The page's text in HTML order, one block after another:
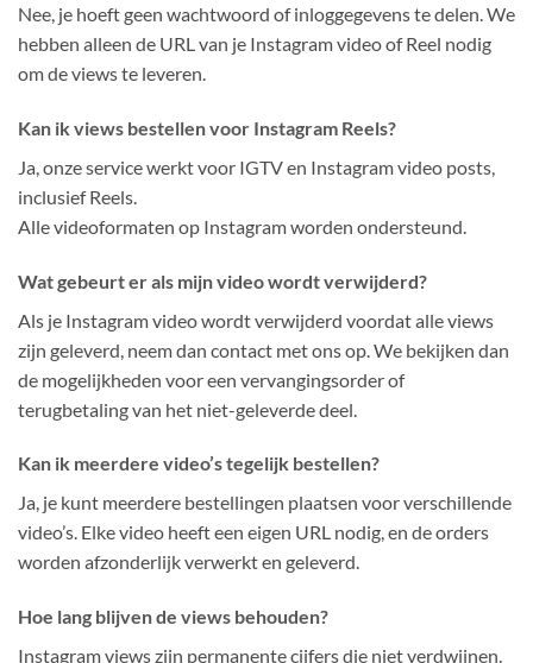
Nee, je hoeft geen wachtwoord of inloggegevens te delen. We
hebben alleen de URL van je Instagram video of Reel nodig
om de views te leveren.
Kan ik views bestellen voor Instagram Reels?
Ja, onze service werkt voor IGTV en Instagram video posts,
inclusief Reels.
Alle videoformaten op Instagram worden ondersteund.
Wat gebeurt er als mijn video wordt verwijderd?
Als je Instagram video wordt verwijderd voordat alle views
zijn geleverd, neem dan contact met ons op. We bekijken dan
de mogelijkheden voor een vervangingsorder of
terugbetaling van het niet-geleverde deel.
Kan ik meerdere video’s tegelijk bestellen?
Ja, je kunt meerdere bestellingen plaatsen voor verschillende
video’s. Elke video heeft een eigen URL nodig, en de orders
worden afzonderlijk verwerkt en geleverd.
Hoe lang blijven de views behouden?
Instagram views zijn permanente cijfers die niet verdwijnen.